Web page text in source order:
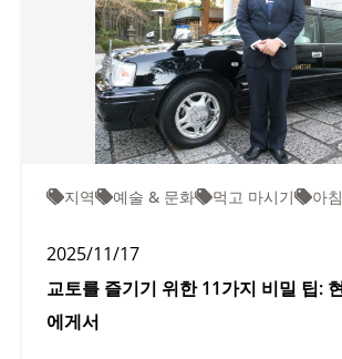
지역 예술 & 문화 먹고 마시기 아
2025/11/17
교토를 즐기기 위한 11가지 비밀 팁:
에게서